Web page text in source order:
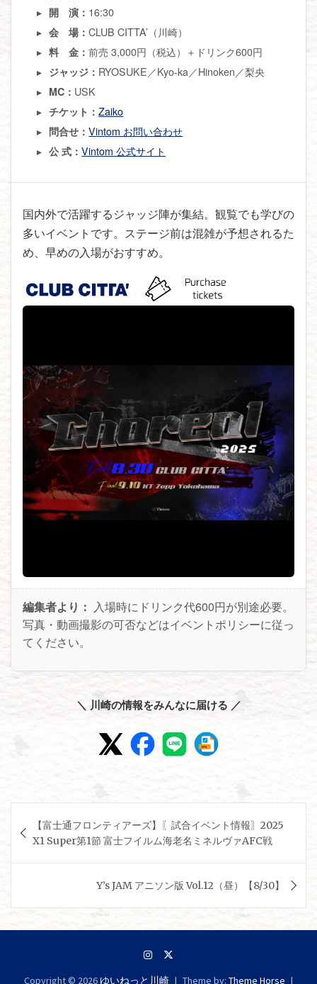
開 演： 16:30
会 場：CLUB CITTA’（川崎）
料 金：前売 3,000円（税込）＋ドリンク600円
ジャッジ： RYOSUKE／Kyo-ka／Hinoken／梨央
MC： USK
チケット：Zaiko
問合せ：Vintom お問い合わせ
公 式：Vintom 公式サイト
国内外で活躍するジャッジ陣が集結。観覧でも学びの
多いイベントです。ステージ前は混雑が予想されるた
め、早めの入場がおすすめ。
編集者より： 入場時にドリンク代600円が別途必要。
写真・動画撮影の可否などはイベントポリシーに従っ
てください。
＼ 川崎の情報をみんなに届ける ／
稿
ナ
ゲ
ー
ョ
【富士通フロンティアーズ】〖試合イベント情報〗2025
X1 Super第1節 富士フイルム海老名ミネルヴァAFC戦
Y’s JAM アニソン版 Vol.12（昼）【8/30】
Copyright © 2026 ゆいねっと川崎 Theme by: Theme Horse